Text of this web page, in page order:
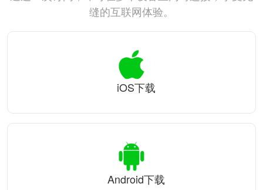
缝的互联网体验。
iOS下载
Android下载